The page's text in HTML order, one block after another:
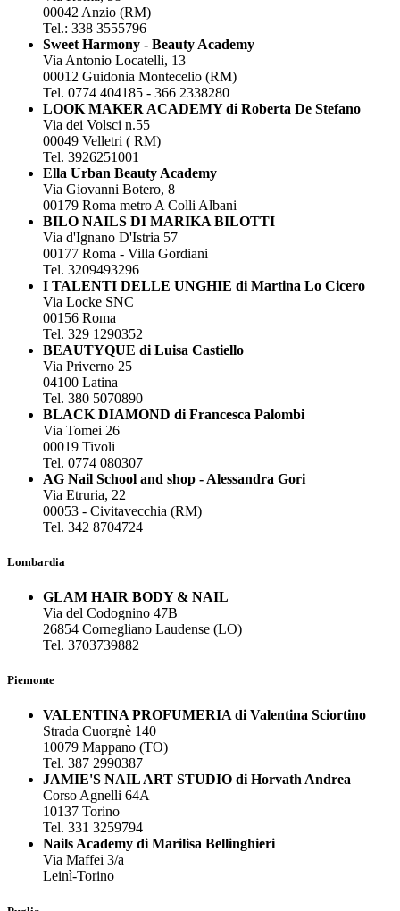
00042 Anzio (RM)
Tel.: 338 3555796
Sweet Harmony - Beauty Academy
Via Antonio Locatelli, 13
00012 Guidonia Montecelio (RM)
Tel. 0774 404185 - 366 2338280
LOOK MAKER ACADEMY di Roberta De Stefano
Via dei Volsci n.55
00049 Velletri ( RM)
Tel. 3926251001
Ella Urban Beauty Academy
Via Giovanni Botero, 8
00179 Roma metro A Colli Albani
BILO NAILS DI MARIKA BILOTTI
Via d'Ignano D'Istria 57
00177 Roma - Villa Gordiani
Tel. 3209493296
I TALENTI DELLE UNGHIE di Martina Lo Cicero
Via Locke SNC
00156 Roma
Tel. 329 1290352
BEAUTYQUE di Luisa Castiello
Via Priverno 25
04100 Latina
Tel. 380 5070890
BLACK DIAMOND di Francesca Palombi
Via Tomei 26
00019 Tivoli
Tel. 0774 080307
AG Nail School and shop - Alessandra Gori
Via Etruria, 22
00053 - Civitavecchia (RM)
Tel. 342 8704724
Lombardia
GLAM HAIR BODY & NAIL
Via del Codognino 47B
26854 Cornegliano Laudense (LO)
Tel. 3703739882
Piemonte
VALENTINA PROFUMERIA di Valentina Sciortino
Strada Cuorgnè 140
10079 Mappano (TO)
Tel. 387 2990387
JAMIE'S NAIL ART STUDIO di Horvath Andrea
Corso Agnelli 64A
10137 Torino
Tel. 331 3259794
Nails Academy di Marilisa Bellinghieri
Via Maffei 3/a
Leinì-Torino